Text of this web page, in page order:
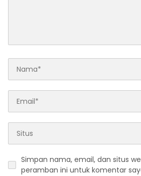
Simpan nama, email, dan situs
peramban ini untuk komentar